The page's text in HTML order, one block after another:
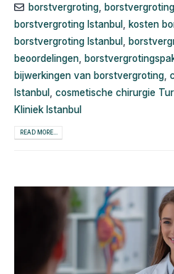
borstvergroting,
borstvergroting Istanbul kosten
borstvergroting Istanbul
beoordelingen
bijwerkingen van borstvergroting
Istanbul cosmetische chirurgie
Kliniek Istanbul
READ MORE...